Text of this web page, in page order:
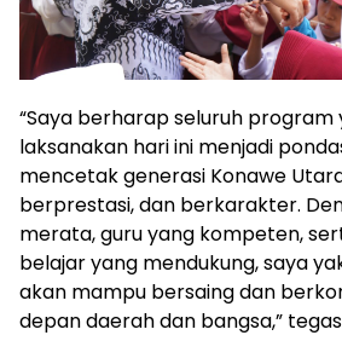
“Saya berharap seluruh program
laksanakan hari ini menjadi
mencetak generasi Konawe
berprestasi, dan berkarakter.
merata, guru yang kompeten,
belajar yang mendukung, saya
akan mampu bersaing dan
depan daerah dan bangsa,”